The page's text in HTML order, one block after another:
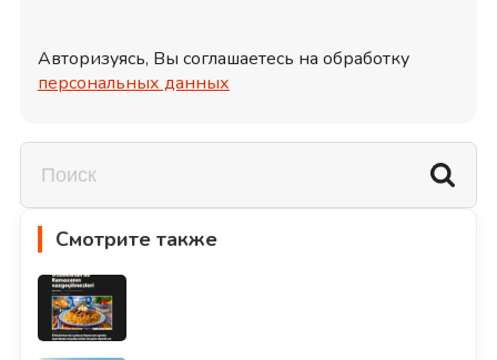
Авторизуясь, Вы соглашаетесь на обработку
персональных данных
Смотрите также